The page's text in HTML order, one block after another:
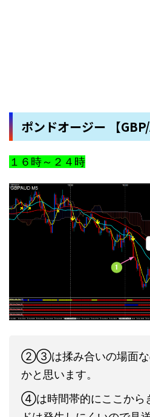
ポンドオージー 【GBP/
１６時～２４時
②③は揉み合いの場面な
かと思います。
④は時間帯的にここから